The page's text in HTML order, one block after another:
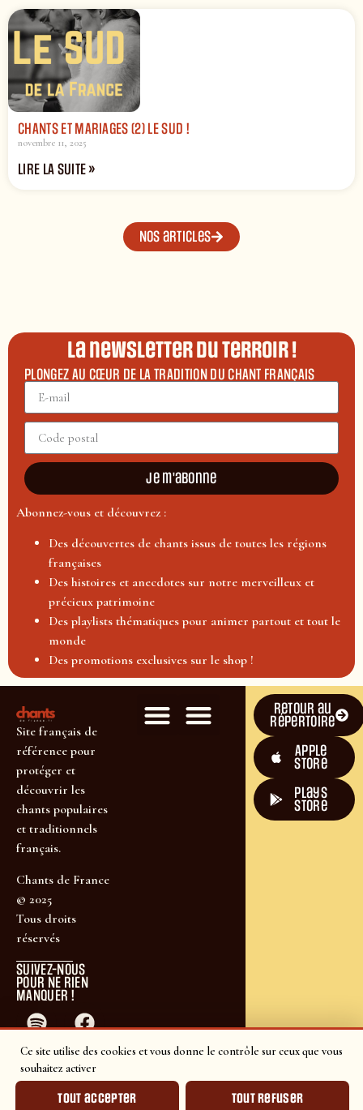
Ce site utilise des cookies et vous donne le contrôle sur ceux que vous
souhaitez activer
Tout accepter Tout refuser
CHANTS ET MARIAGES (2) LE SUD !
novembre 11, 2025
LIRE LA SUITE »
Nos articles
La newsletter du terroir !
PLONGEZ AU CŒUR DE LA TRADITION DU CHANT FRANÇAIS
Je m'abonne
Abonnez-vous et découvrez :
Des découvertes de chants issus de toutes les régions
françaises
Des histoires et anecdotes sur notre merveilleux et
précieux patrimoine
Des playlists thématiques pour animer partout et tout le
monde
Des promotions exclusives sur le shop !
Site français de
référence pour
protéger et
découvrir les
chants populaires
et traditionnels
français.
Chants de France
© 2025
Tous droits
réservés
SUIVEZ-NOUS
POUR NE RIEN
MANQUER !
Retour au
répertoire
Apple
Store
plays
store